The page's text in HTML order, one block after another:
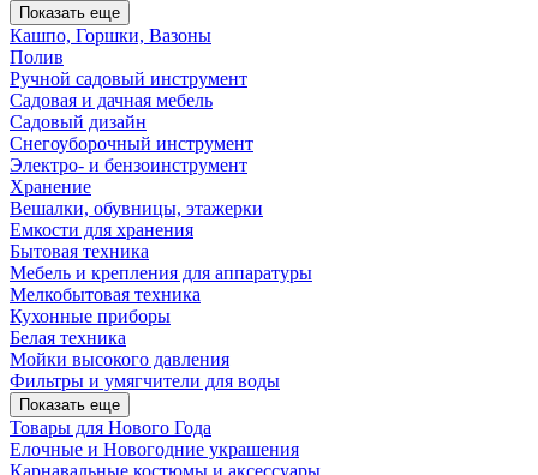
Показать еще
Кашпо, Горшки, Вазоны
Полив
Ручной садовый инструмент
Садовая и дачная мебель
Садовый дизайн
Снегоуборочный инструмент
Электро- и бензоинструмент
Хранение
Вешалки, обувницы, этажерки
Емкости для хранения
Бытовая техника
Мебель и крепления для аппаратуры
Мелкобытовая техника
Кухонные приборы
Белая техника
Мойки высокого давления
Фильтры и умягчители для воды
Показать еще
Товары для Нового Года
Елочные и Новогодние украшения
Карнавальные костюмы и аксессуары